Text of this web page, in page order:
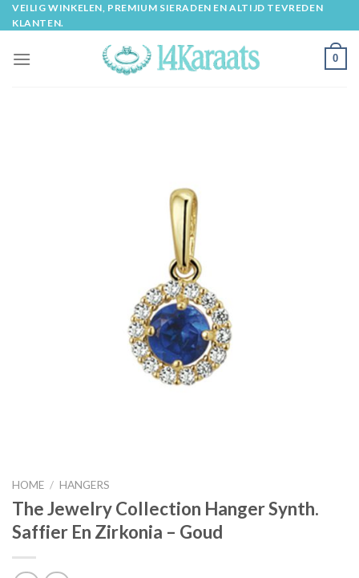
Skip
to
VEILIG WINKELEN, PREMIUM SIERADEN EN ALTIJD TEVREDEN
KLANTEN.
0
HOME / HANGERS
The Jewelry Collection Hanger Synth.
Saffier En Zirkonia – Goud